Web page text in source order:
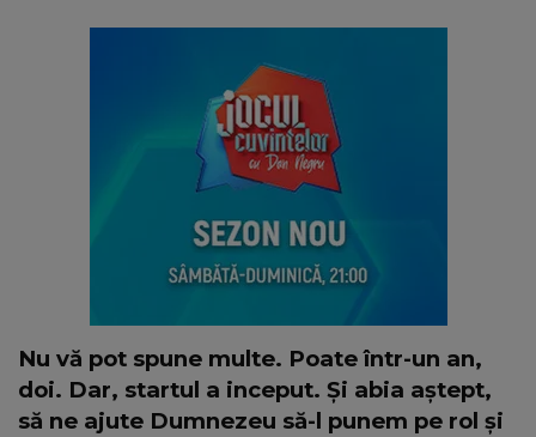
Nu vă pot spune multe. Poate într-un an,
doi. Dar, startul a inceput. Și abia aștept,
să ne ajute Dumnezeu să-l punem pe rol și